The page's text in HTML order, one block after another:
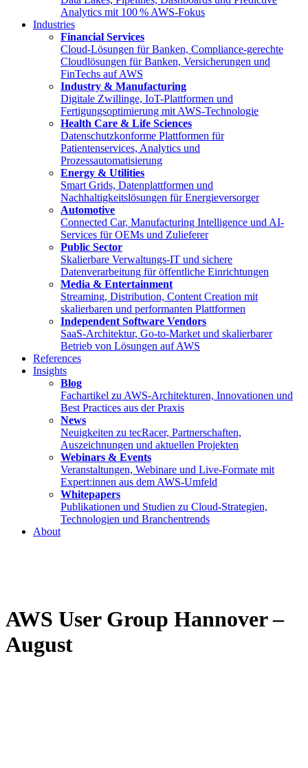
Analytics mit 100 % AWS-Fokus
Industries
Financial Services
Cloud-Lösungen für Banken, Compliance-gerechte
Cloudlösungen für Banken, Versicherungen und
FinTechs auf AWS
Industry & Manufacturing
Digitale Zwillinge, IoT-Plattformen und
Fertigungsoptimierung mit AWS-Technologie
Health Care & Life Sciences
Datenschutzkonforme Plattformen für
Patientenservices, Analytics und
Prozessautomatisierung
Energy & Utilities
Smart Grids, Datenplattformen und
Nachhaltigkeitslösungen für Energieversorger
Automotive
Connected Car, Manufacturing Intelligence und AI-
Services für OEMs und Zulieferer
Public Sector
Skalierbare Verwaltungs-IT und sichere
Datenverarbeitung für öffentliche Einrichtungen
Media & Entertainment
Streaming, Distribution, Content Creation mit
skalierbaren und performanten Plattformen
Independent Software Vendors
SaaS-Architektur, Go-to-Market und skalierbarer
Betrieb von Lösungen auf AWS
References
Insights
Blog
Fachartikel zu AWS-Architekturen, Innovationen und
Best Practices aus der Praxis
News
Neuigkeiten zu tecRacer, Partnerschaften,
Auszeichnungen und aktuellen Projekten
Webinars & Events
Veranstaltungen, Webinare und Live-Formate mit
Expert:innen aus dem AWS-Umfeld
Whitepapers
Publikationen und Studien zu Cloud-Strategien,
Technologien und Branchentrends
About
AWS User Group Hannover –
August